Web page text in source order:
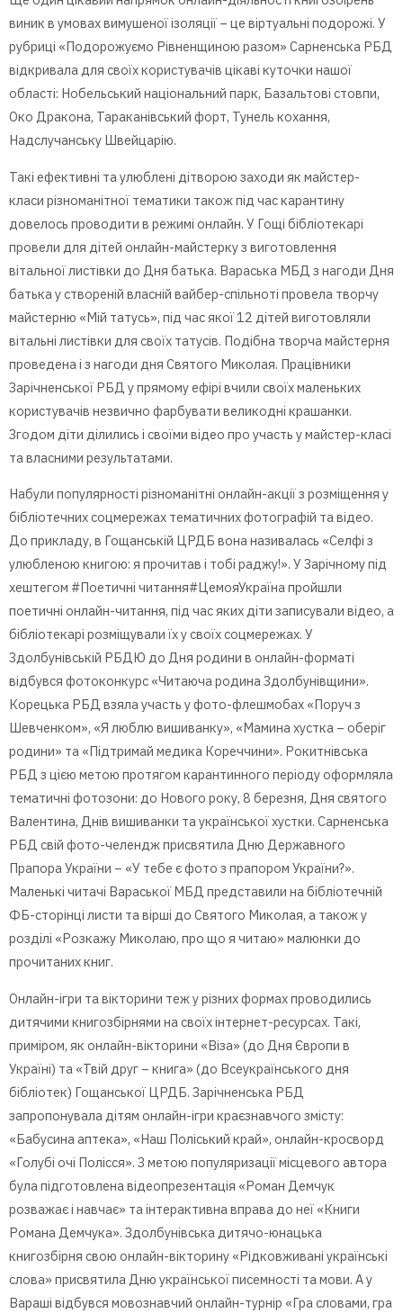
виник в умовах вимушеної ізоляції – це віртуальні подорожі. У
рубриці «Подорожуємо Рівненщиною разом» Сарненська РБД
відкривала для своїх користувачів цікаві куточки нашої
області: Нобельський національний парк, Базальтові стовпи,
Око Дракона, Тараканівський форт, Тунель кохання,
Надслучанську Швейцарію.
Такі ефективні та улюблені дітворою заходи як майстер-
класи різноманітної тематики також під час карантину
довелось проводити в режимі онлайн. У Гощі бібліотекарі
провели для дітей онлайн-майстерку з виготовлення
вітальної листівки до Дня батька. Вараська МБД з нагоди Дня
батька у створеній власній вайбер-спільноті провела творчу
майстерню «Мій татусь», під час якої 12 дітей виготовляли
вітальні листівки для своїх татусів. Подібна творча майстерня
проведена і з нагоди дня Святого Миколая. Працівники
Зарічненської РБД у прямому ефірі вчили своїх маленьких
користувачів незвично фарбувати великодні крашанки.
Згодом діти ділились і своїми відео про участь у майстер-класі
та власними результатами.
Набули популярності різноманітні онлайн-акції з розміщення у
бібліотечних соцмережах тематичних фотографій та відео.
До прикладу, в Гощанській ЦРДБ вона називалась «Селфі з
улюбленою книгою: я прочитав і тобі раджу!». У Зарічному під
хештегом #Поетичні читання#ЦемояУкраїна пройшли
поетичні онлайн-читання, під час яких діти записували відео, а
бібліотекарі розміщували їх у своїх соцмережах. У
Здолбунівській РБДЮ до Дня родини в онлайн-форматі
відбувся фотоконкурс «Читаюча родина Здолбунівщини».
Корецька РБД взяла участь у фото-флешмобах «Поруч з
Шевченком», «Я люблю вишиванку», «Мамина хустка – оберіг
родини» та «Підтримай медика Кореччини». Рокитнівська
РБД з цією метою протягом карантинного періоду оформляла
тематичні фотозони: до Нового року, 8 березня, Дня святого
Валентина, Днів вишиванки та української хустки. Сарненська
РБД свій фото-челендж присвятила Дню Державного
Прапора України – «У тебе є фото з прапором України?».
Маленькі читачі Вараської МБД представили на бібліотечній
ФБ-сторінці листи та вірші до Святого Миколая, а також у
розділі «Розкажу Миколаю, про що я читаю» малюнки до
прочитаних книг.
Онлайн-ігри та вікторини теж у різних формах проводились
дитячими книгозбірнями на своїх інтернет-ресурсах. Такі,
приміром, як онлайн-вікторини «Віза» (до Дня Європи в
Україні) та «Твій друг – книга» (до Всеукраїнського дня
бібліотек) Гощанської ЦРДБ. Зарічненська РБД
запропонувала дітям онлайн-ігри краєзнавчого змісту:
«Бабусина аптека», «Наш Поліський край», онлайн-кросворд
«Голубі очі Полісся». З метою популяризації місцевого автора
була підготовлена відеопрезентація «Роман Демчук
розважає і навчає» та інтерактивна вправа до неї «Книги
Романа Демчука». Здолбунівська дитячо-юнацька
книгозбірня свою онлайн-вікторину «Рідковживані українські
слова» присвятила Дню української писемності та мови. А у
Вараші відбувся мовознавчий онлайн-турнір «Гра словами, гра